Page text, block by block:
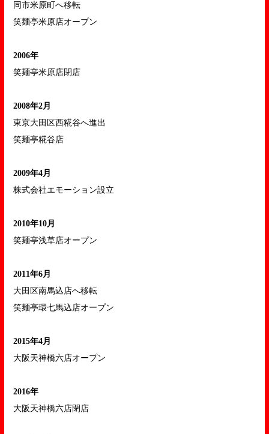
同市米原町へ移転
笑麺亭米原店オープン
2006年
笑麺亭米原店閉店
2008年2月
東京大田区西糀谷へ進出
笑麺亭糀谷店
2009年4月
株式会社エモーション設立
2010年10月
笑麺亭浅草店オープン
2011年6月
大田区南馬込店へ移転
笑麺亭環七馬込店オープン
2015年4月
大阪天神橋六店オープン
2016年
大阪天神橋六店閉店